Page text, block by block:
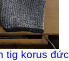
tig korus đức